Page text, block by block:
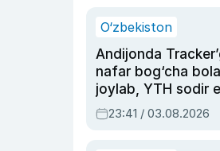
O‘zbekiston
Andijonda
nafar bog‘cha
joylab, YTH sodir
ayolga sud hukmi
23:41 / 03.08.2026